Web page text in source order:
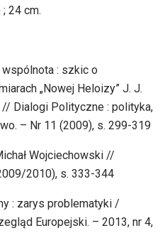
24 cm.
wspólnota : szkic o
„Nowej Heloizy” J. J.
Dialogi Polityczne : polityka,
– Nr 11 (2009), s. 299-319
Wojciechowski //
2010), s. 333-344
: zarys problematyki /
Europejski. – 2013, nr 4,